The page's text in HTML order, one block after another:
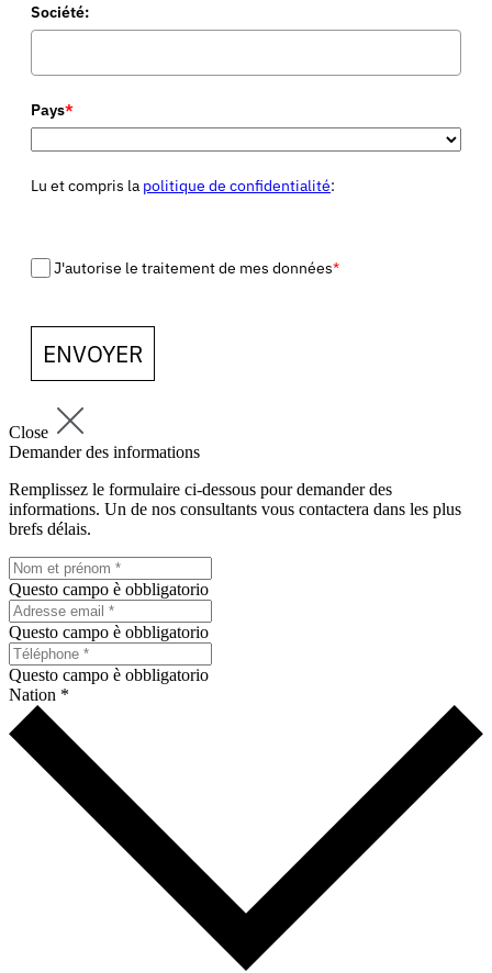
Société:
Pays*
Lu et compris la politique de confidentialité:
J'autorise le traitement de mes données*
ENVOYER
Close
Demander des informations
Remplissez le formulaire ci-dessous pour demander des
informations. Un de nos consultants vous contactera dans les plus
brefs délais.
Questo campo è obbligatorio
Questo campo è obbligatorio
Questo campo è obbligatorio
Nation *